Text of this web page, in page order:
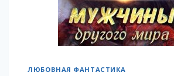
ЛЮБОВНАЯ ФАНТАСТИКА